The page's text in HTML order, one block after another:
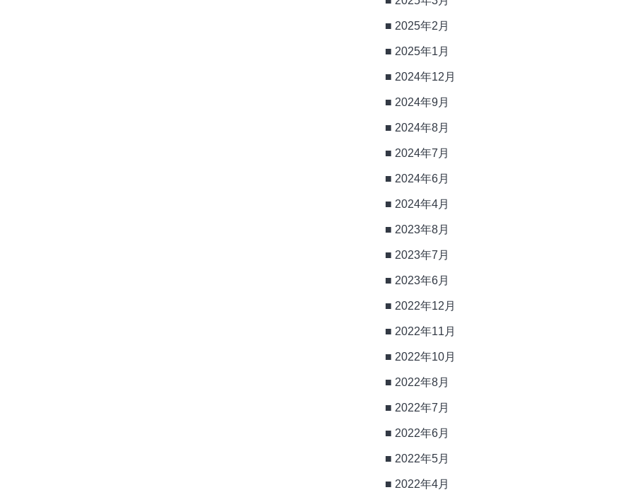
2025年2月
2025年1月
2024年12月
2024年9月
2024年8月
2024年7月
2024年6月
2024年4月
2023年8月
2023年7月
2023年6月
2022年12月
2022年11月
2022年10月
2022年8月
2022年7月
2022年6月
2022年5月
2022年4月